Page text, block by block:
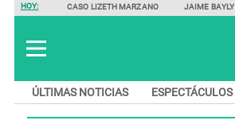
HOY: CASO LIZETH MARZANO JAIME BAYLY
ÚLTIMAS NOTICIAS ESPECTÁCULOS